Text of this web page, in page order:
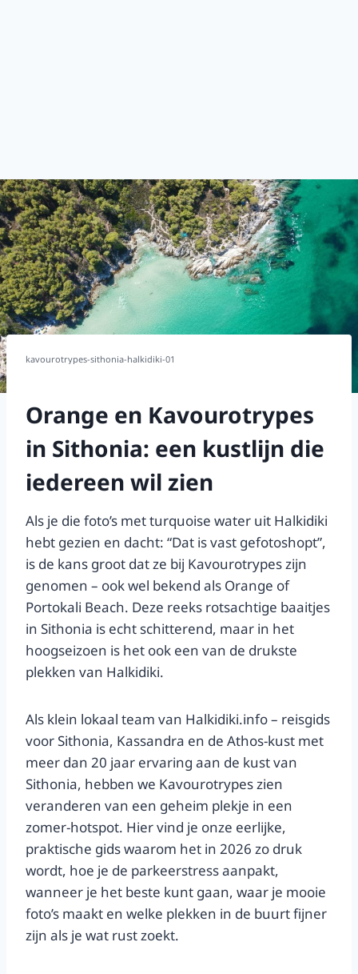
kavourotrypes-sithonia-halkidiki-01
Orange en Kavourotrypes
in Sithonia: een kustlijn die
iedereen wil zien
Als je die foto’s met turquoise water uit Halkidiki
hebt gezien en dacht: “Dat is vast gefotoshopt”,
is de kans groot dat ze bij Kavourotrypes zijn
genomen – ook wel bekend als Orange of
Portokali Beach. Deze reeks rotsachtige baaitjes
in Sithonia is echt schitterend, maar in het
hoogseizoen is het ook een van de drukste
plekken van Halkidiki.
Als klein lokaal team van Halkidiki.info – reisgids
voor Sithonia, Kassandra en de Athos-kust met
meer dan 20 jaar ervaring aan de kust van
Sithonia, hebben we Kavourotrypes zien
veranderen van een geheim plekje in een
zomer-hotspot. Hier vind je onze eerlijke,
praktische gids waarom het in 2026 zo druk
wordt, hoe je de parkeerstress aanpakt,
wanneer je het beste kunt gaan, waar je mooie
foto’s maakt en welke plekken in de buurt fijner
zijn als je wat rust zoekt.